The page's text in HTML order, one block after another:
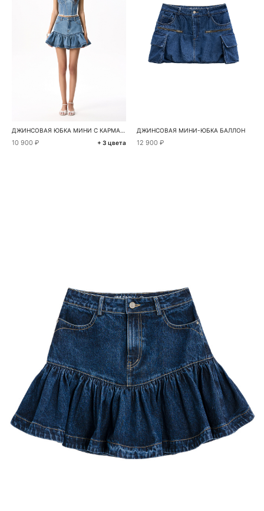
ДЖИНСОВАЯ ЮБКА МИНИ С КАРМАНАМИ СЕРДЕЧКАМИ
10 900 ₽ + 3 цвета
ДЖИНСОВАЯ МИНИ-ЮБКА БАЛЛОН
12 900 ₽